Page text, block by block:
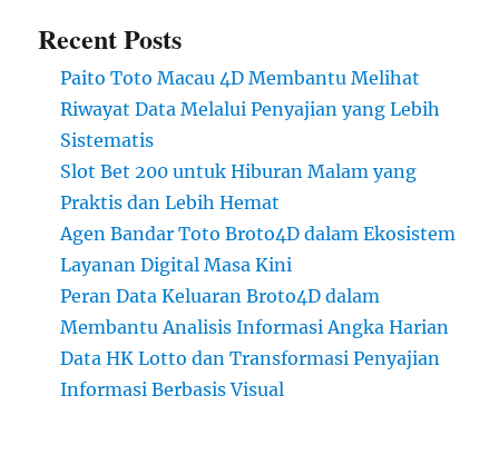
Recent Posts
Paito Toto Macau 4D Membantu Melihat
Riwayat Data Melalui Penyajian yang Lebih
Sistematis
Slot Bet 200 untuk Hiburan Malam yang
Praktis dan Lebih Hemat
Agen Bandar Toto Broto4D dalam Ekosistem
Layanan Digital Masa Kini
Peran Data Keluaran Broto4D dalam
Membantu Analisis Informasi Angka Harian
Data HK Lotto dan Transformasi Penyajian
Informasi Berbasis Visual